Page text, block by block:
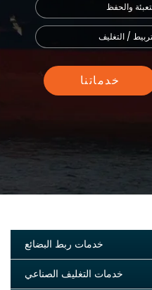
والحفظ
/ التغليف
خدماتنا
خدمات ربط البضائع
خدمات التغليف الصناعي